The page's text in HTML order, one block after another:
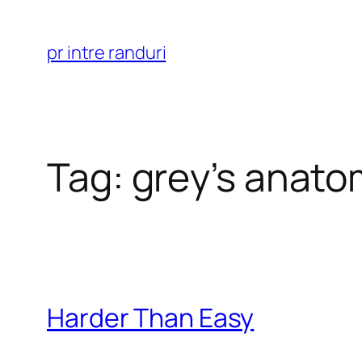
content
pr intre randuri
Tag: grey’s
Harder Than Easy